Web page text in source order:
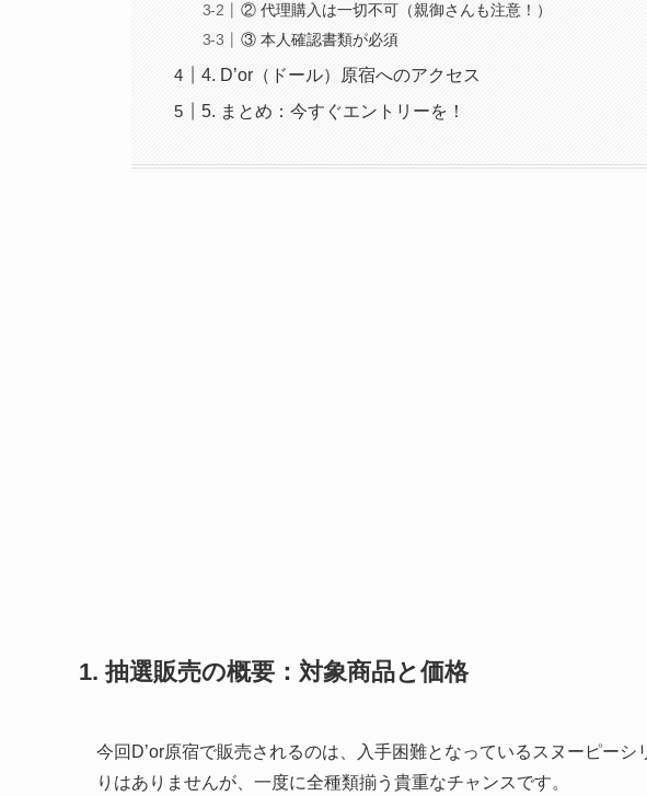
② 代理購入は一切不可（親御さんも注意！）
③ 本人確認書類が必須
4. D’or（ドール）原宿へのアクセス
5. まとめ：今すぐエントリーを！
1. 抽選販売の概要：対象商品と価格
今回D’or原宿で販売されるのは、入手困難となっているスヌーピー
りはありませんが、一度に全種類揃う貴重なチャンスです。